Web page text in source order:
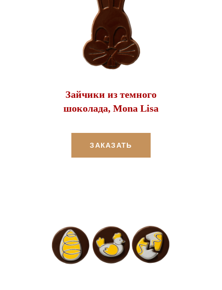
Зайчики из темного
шоколада, Mona Lisa
ЗАКАЗАТЬ